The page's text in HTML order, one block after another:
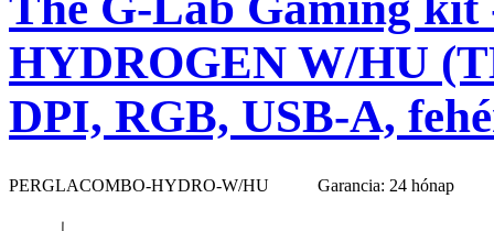
HYDROGEN W/HU
DPI, RGB, USB-A,
PERGLACOMBO-HYDRO-W/HU Garancia: 24 hónap